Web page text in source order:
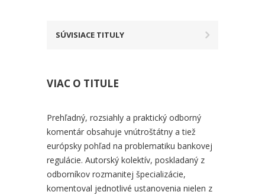
SÚVISIACE TITULY
Právo a prax kapitálových...
VIAC O TITULE
Prehľadný, rozsiahly a praktický odborný
komentár obsahuje vnútroštátny a tiež
európsky pohľad na problematiku bankovej
regulácie. Autorský kolektív, poskladaný z
odborníkov rozmanitej špecializácie,
komentoval jednotlivé ustanovenia nielen z